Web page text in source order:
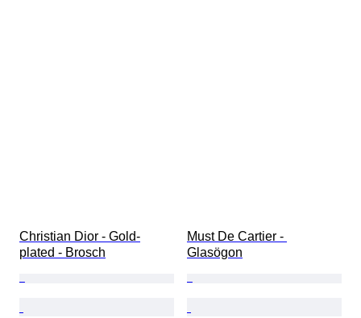
Christian Dior - Gold-
plated - Brosch
Must De Cartier -
Glasögon